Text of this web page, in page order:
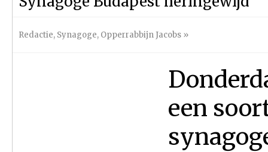
Redactie, Synagoge, Opperrabbijn Jacobs »
een